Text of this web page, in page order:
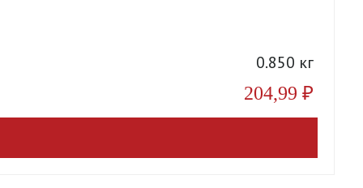
0.850 кг
204,99 ₽